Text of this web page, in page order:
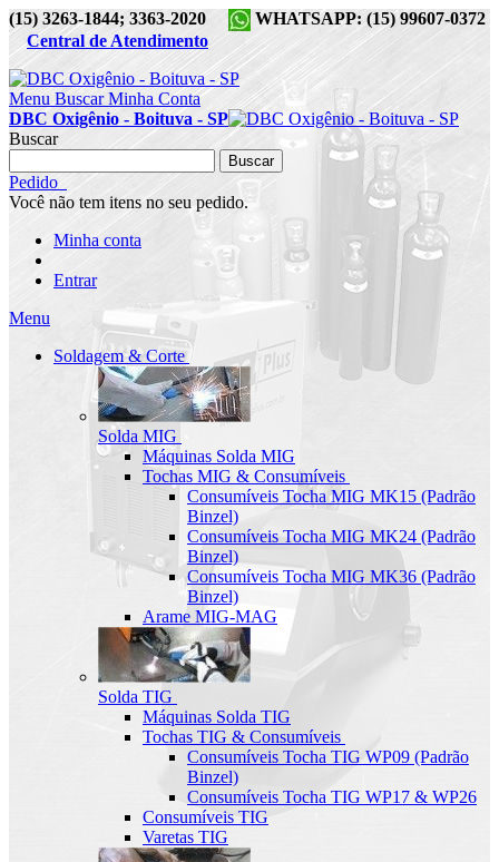
(15) 3263-1844; 3363-2020
WHATSAPP: (15) 99607-0372
Central de Atendimento
Menu Buscar Minha Conta
DBC Oxigênio - Boituva - SP
Buscar
Buscar
Pedido
Você não tem itens no seu pedido.
Minha conta
Entrar
Menu
Soldagem & Corte
Solda MIG
Máquinas Solda MIG
Tochas MIG & Consumíveis
Consumíveis Tocha MIG MK15 (Padrão
Binzel)
Consumíveis Tocha MIG MK24 (Padrão
Binzel)
Consumíveis Tocha MIG MK36 (Padrão
Binzel)
Arame MIG-MAG
Solda TIG
Máquinas Solda TIG
Tochas TIG & Consumíveis
Consumíveis Tocha TIG WP09 (Padrão
Binzel)
Consumíveis Tocha TIG WP17 & WP26
Consumíveis TIG
Varetas TIG